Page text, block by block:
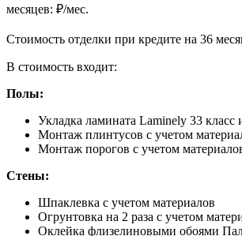
месяцев: ₽/мес.
Cтоимость отделки при кредите на 36
В стоимость входит:
Полы:
Укладка ламината Laminely 33 класс
Монтаж плинтусов с учетом
Монтаж порогов с учетом
Стены:
Шпаклевка с учетом материалов
Огрунтовка на 2 раза с учетом
Оклейка флизелиновыми обоями